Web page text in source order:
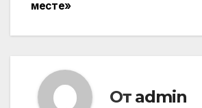
месте»
От admin